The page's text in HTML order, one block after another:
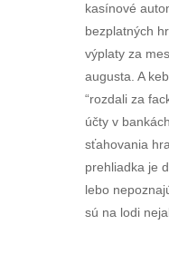
kasínové
bezplatných
výplaty za
augusta. A
“rozdali za
účty v
sťahovania
prehliadka je
lebo
sú na lodi